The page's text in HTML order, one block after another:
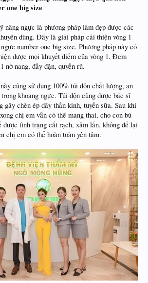
one big size
nâng ngực là phương pháp làm đẹp được các
dùng. Đây là giải pháp cải thiện vòng 1
number one big size. Phương pháp này có
được mọi khuyết điểm của vòng 1. Đem
nở nang, đầy đặn, quyến rũ.
cũng sử dụng 100% túi độn chất lượng, an
khoang ngực. Túi độn cũng được bác sĩ
gây chèn ép dây thần kinh, tuyến sữa. Sau khi
chị em vẫn có thể mang thai, cho con bú
được tình trạng cắt rạch, xâm lấn, không để lại
chị em có thể hoàn toàn yên tâm.